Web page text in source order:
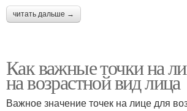
читать дальше →
Как важные точки на
на возрастной вид лица
Важное значение точек на лице для